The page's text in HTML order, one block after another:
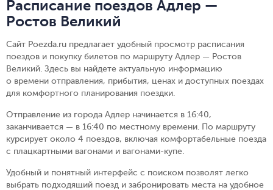
Расписание поездов Адлер —
Ростов Великий
Сайт Poezda.ru предлагает удобный просмотр расписания
поездов и покупку билетов по маршруту Адлер — Ростов
Великий. Здесь вы найдете актуальную информацию
о времени отправления, прибытия, ценах и доступных поездах
для комфортного планирования поездки.
Отправление из города Адлер начинается в 16:40,
заканчивается — в 16:40 по местному времени. По маршруту
курсирует около 4 поездов, включая комфортабельные поезда
с плацкартными вагонами и вагонами-купе.
Удобный и понятный интерфейс с поиском позволят легко
выбрать подходящий поезд и забронировать места на удобное